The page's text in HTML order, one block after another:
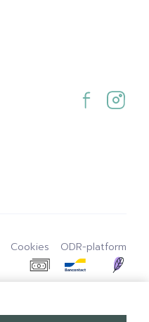
Cookies ODR-platform